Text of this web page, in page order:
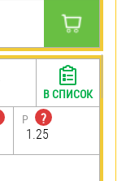
P
?
1.25
В СПИСОК